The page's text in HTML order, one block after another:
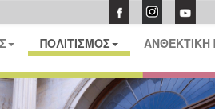
ΠΟΛΙΤΙΣΜΟΣ ΑΝΘΕΚΤΙΚΗ